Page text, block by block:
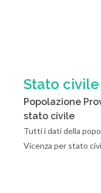
Stato civile
Popolazione
stato civile
Tutti i dati della
Vicenza per stato